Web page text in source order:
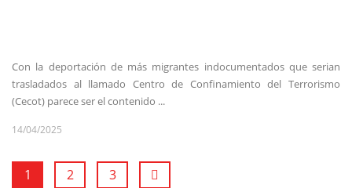
Con la deportación de más migrantes indocumentados que serian
trasladados al llamado Centro de Confinamiento del Terrorismo
(Cecot) parece ser el contenido ...
14/04/2025
1 2 3